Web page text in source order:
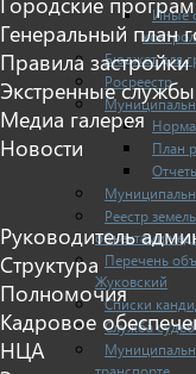
Иные
Бюджет для
Росреестр
План
Реестр
объектами
Перечень
Жуковский
Списки
Служба
транспорте
Генеральный план
Правила
Экстренные службы
Медиа галерея
Новости
Руководитель
Структура
Полномочия
Кадровое
НЦА